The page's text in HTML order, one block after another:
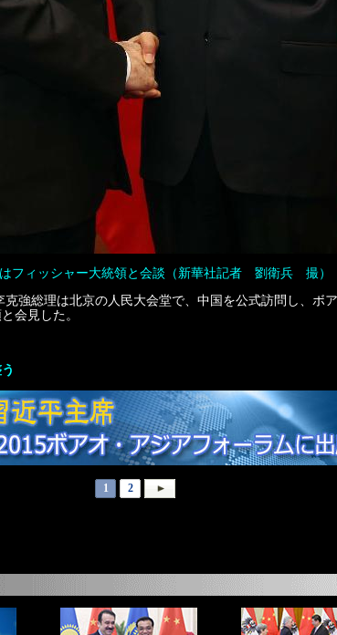
フィッシャー大統領と会談（新華社記者 劉衛兵 撮）
克強総理は北京の人民大会堂で、中国を公式訪問し、ボ
会見した。
1 2